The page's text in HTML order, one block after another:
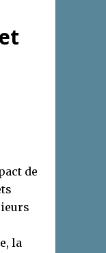
de
la